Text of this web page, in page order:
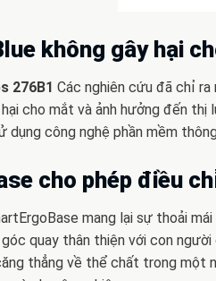
không gây hại
276B1 Các nghiên cứu đã chỉ
cho mắt và ảnh hưởng đến
dụng công nghệ phần mềm
cho phép điều
mang lại sự thoải
góc quay thân thiện với con
thẳng về thể chất trong một